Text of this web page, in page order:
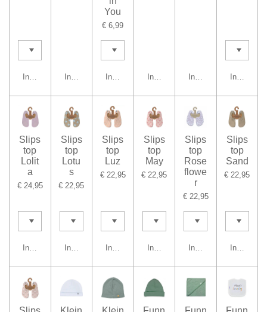
In winkelwagenIn winkelwagen
You
€ 6,99
In winkelwagenIn winkelwagenIn winkelwagenIn
Slips
top
Lolit
a
€ 24,95
In winkelwagen
Slips
top
Lotu
s
€ 22,95
In winkelwagen
Slips
top
Luz
€ 22,95
In winkelwagen
Slips
top
May
€ 22,95
In winkelwagen
Slips
top
Rose
flowe
r
€ 22,95
In winkelwagen
Slips
top
Sand
€ 22,95
In